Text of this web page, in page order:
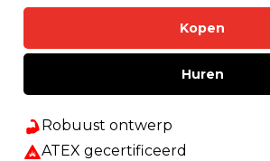
Huren
Kopen
Robuust ontwerp
ATEX gecertificeerd